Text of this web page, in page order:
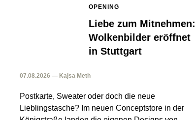
OPENING
Liebe zum Mitnehmen:
Wolkenbilder eröffnet
in Stuttgart
07.08.2026 — Kajsa Meth
Postkarte, Sweater oder doch die neue
Lieblingstasche? Im neuen Conceptstore in der